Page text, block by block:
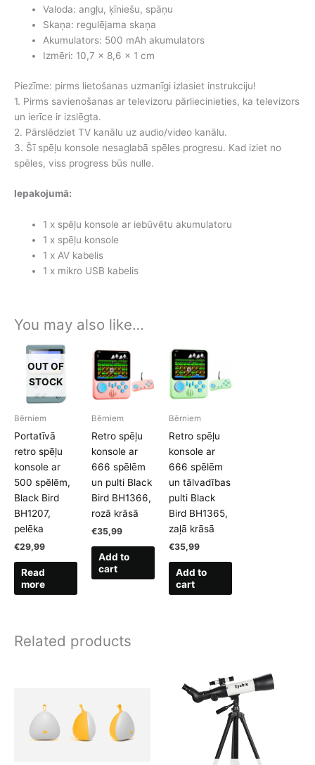
Valoda: angļu, ķīniešu, spāņu
Skaņa: regulējama skaņa
Akumulators: 500 mAh akumulators
Izmēri: 10,7 x 8,6 x 1 cm
Piezīme: pirms lietošanas uzmanīgi izlasiet instrukciju!
1. Pirms savienošanas ar televizoru pārliecinieties, ka televizors
un ierīce ir izslēgta.
2. Pārslēdziet TV kanālu uz audio/video kanālu.
3. Šī spēļu konsole nesaglabā spēles progresu. Kad iziet no
spēles, viss progress būs nulle.
Iepakojumā:
1 x spēļu konsole ar iebūvētu akumulatoru
1 x spēļu konsole
1 x AV kabelis
1 x mikro USB kabelis
You may also like…
OUT OF
STOCK
Bērniem
Portatīvā
retro spēļu
konsole ar
500 spēlēm,
Black Bird
BH1207,
pelēka
€29,99
Read
more
Bērniem
Retro spēļu
konsole ar
666 spēlēm
un pulti Black
Bird BH1366,
rozā krāsā
€35,99
Add to
cart
Bērniem
Retro spēļu
konsole ar
666 spēlēm
un tālvadības
pulti Black
Bird BH1365,
zaļā krāsā
€35,99
Add to
cart
Related products